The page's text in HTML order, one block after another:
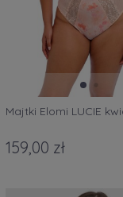
Majtki Elomi LUCIE
159,00 zł